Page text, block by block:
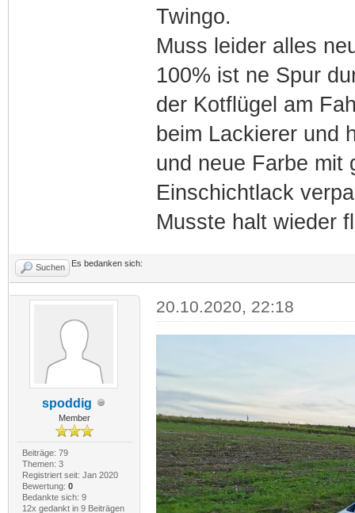
Twingo.
Muss leider alles
100% ist ne Spur
der Kotflügel am
beim Lackierer und
und neue Farbe mit
Einschichtlack
Musste halt wieder
Suchen Es bedanken sich:
spoddig
Member
Beiträge: 79
Themen: 3
Registriert seit: Jan 2020
Bewertung: 0
Bedankte sich: 9
12x gedankt in 9 Beiträgen
20.10.2020, 22:18